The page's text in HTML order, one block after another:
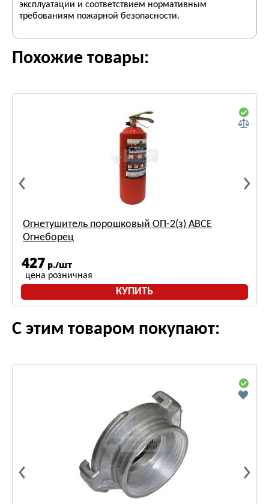
эксплуатации и соответствием нормативным
требованиям пожарной безопасности.
Похожие товары:
Огнетушитель порошковый ОП-2(з) АВСЕ
Огнеборец
427 р./шт
цена розничная
КУПИТЬ
С этим товаром покупают: